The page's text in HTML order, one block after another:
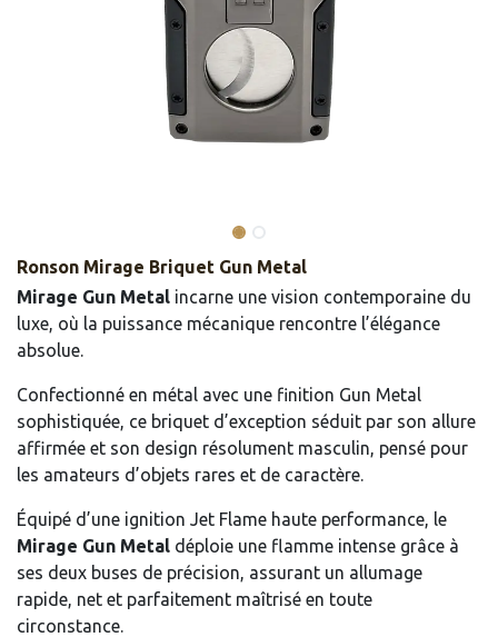
Ronson Mirage Briquet Gun Metal
Mirage Gun Metal incarne une vision contemporaine du
luxe, où la puissance mécanique rencontre l’élégance
absolue.
Confectionné en métal avec une finition Gun Metal
sophistiquée, ce briquet d’exception séduit par son allure
affirmée et son design résolument masculin, pensé pour
les amateurs d’objets rares et de caractère.
Équipé d’une ignition Jet Flame haute performance, le
Mirage Gun Metal déploie une flamme intense grâce à
ses deux buses de précision, assurant un allumage
rapide, net et parfaitement maîtrisé en toute
circonstance.